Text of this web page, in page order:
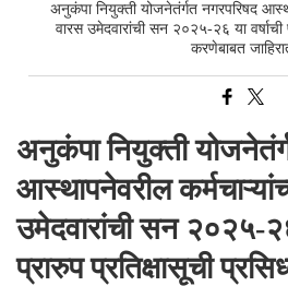
अनुकंपा नियुक्ती योजनेतंर्गत नगरपरिषद
वारस उमेदवारांची सन २०२५-२६ या वर्षाची
करणेबाबत
अनुकंपा नियुक्ती
आस्थापनेवरील
उमेदवारांची सन २०२५-२६
प्रारुप प्रतिक्षासूची